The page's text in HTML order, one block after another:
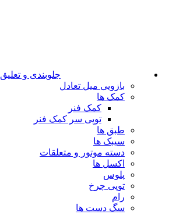
جلوبندی و تعلیق
بازویی میل تعادل
کمک ها
کمک فنر
توپی سر کمک فنر
طبق ها
سیبک ها
دسته موتور و متعلقات
اکسل ها
پلوس
توپی چرخ
رام
سگ دست ها